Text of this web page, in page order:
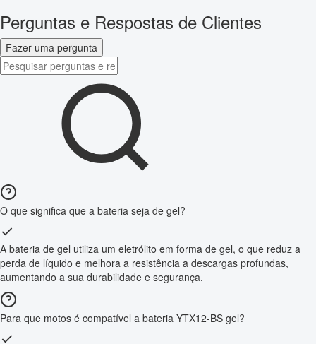
Perguntas e Respostas de Clientes
Fazer uma pergunta
O que significa que a bateria seja de gel?
A bateria de gel utiliza um eletrólito em forma de gel, o que reduz a
perda de líquido e melhora a resistência a descargas profundas,
aumentando a sua durabilidade e segurança.
Para que motos é compatível a bateria YTX12-BS gel?